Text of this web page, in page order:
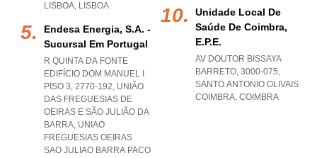
LISBOA, LISBOA
Endesa Energia, S.a. -
Sucursal Em Portugal
R QUINTA DA FONTE
EDIFÍCIO DOM MANUEL I
PISO 3, 2770-192, UNIÃO
DAS FREGUESIAS DE
OEIRAS E SÃO JULIÃO DA
BARRA, UNIAO
FREGUESIAS OEIRAS
SAO JULIAO BARRA PACO
Unidade Local De
Saúde De Coimbra,
E.p.e.
AV DOUTOR BISSAYA
BARRETO, 3000-075,
SANTO ANTONIO OLIVAIS
COIMBRA, COIMBRA